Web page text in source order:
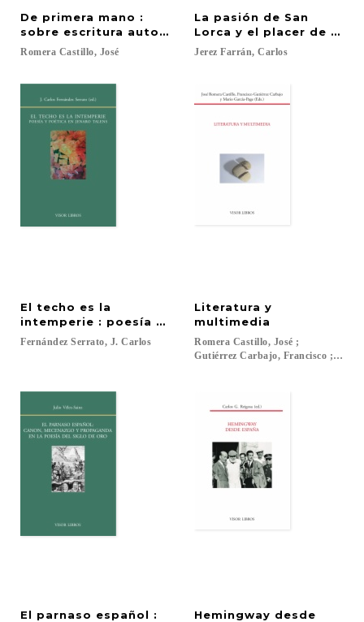
De primera mano :
sobre escritura autobiográfica en España (siglo
Romera Castillo, José
La pasión de San
Lorca y el placer de
Jerez Farrán, Carlos
El techo es la
intemperie : poesía y poética en Jenaro Talens
Fernández Serrato, J. Carlos
Literatura y
multimedia
Romera Castillo, José ;
Gutiérrez Carbajo, Francisco ;
El parnaso español :
Hemingway desde